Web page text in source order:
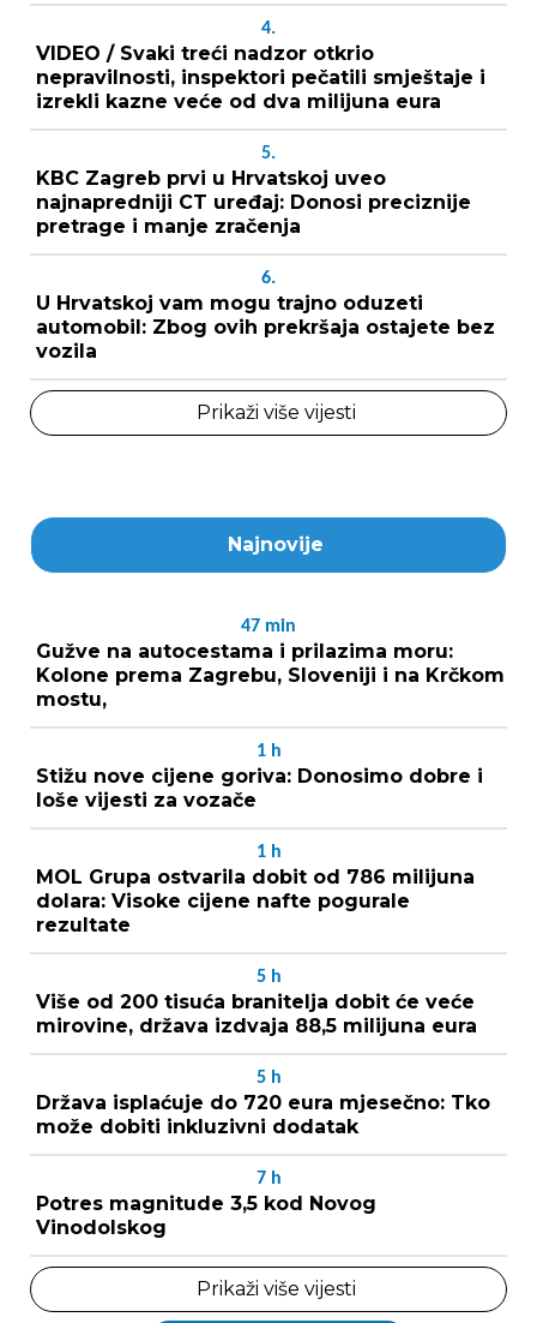
4.
VIDEO / Svaki treći nadzor otkrio
nepravilnosti, inspektori pečatili smještaje i
izrekli kazne veće od dva milijuna eura
5.
KBC Zagreb prvi u Hrvatskoj uveo
najnapredniji CT uređaj: Donosi preciznije
pretrage i manje zračenja
6.
U Hrvatskoj vam mogu trajno oduzeti
automobil: Zbog ovih prekršaja ostajete bez
vozila
Prikaži više vijesti
Najnovije
47 min
Gužve na autocestama i prilazima moru:
Kolone prema Zagrebu, Sloveniji i na Krčkom
mostu,
1 h
Stižu nove cijene goriva: Donosimo dobre i
loše vijesti za vozače
1 h
MOL Grupa ostvarila dobit od 786 milijuna
dolara: Visoke cijene nafte pogurale
rezultate
5 h
Više od 200 tisuća branitelja dobit će veće
mirovine, država izdvaja 88,5 milijuna eura
5 h
Država isplaćuje do 720 eura mjesečno: Tko
može dobiti inkluzivni dodatak
7 h
Potres magnitude 3,5 kod Novog
Vinodolskog
Prikaži više vijesti